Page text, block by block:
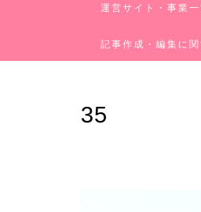
運営サイト・事業一
記事作成・編集に
35